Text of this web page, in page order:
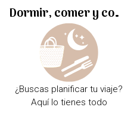
Dormir, comer y comprar
¿Buscas planificar tu viaje?
Aquí lo tienes todo